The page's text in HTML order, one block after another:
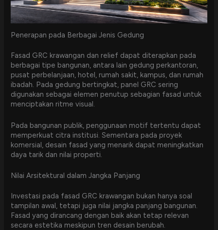
Penerapan pada Berbagai Jenis Gedung
Fasad GRC krawangan dan relief dapat diterapkan pada
berbagai tipe bangunan, antara lain gedung perkantoran,
pusat perbelanjaan, hotel, rumah sakit, kampus, dan rumah
ibadah. Pada gedung bertingkat, panel GRC sering
digunakan sebagai elemen penutup sebagian fasad untuk
menciptakan ritme visual.
Pada bangunan publik, penggunaan motif tertentu dapat
memperkuat citra institusi. Sementara pada proyek
komersial, desain fasad yang menarik dapat meningkatkan
daya tarik dan nilai properti.
Nilai Arsitektural dalam Jangka Panjang
Investasi pada fasad GRC krawangan bukan hanya soal
tampilan awal, tetapi juga nilai jangka panjang bangunan.
Fasad yang dirancang dengan baik akan tetap relevan
secara estetika meskipun tren desain berubah.